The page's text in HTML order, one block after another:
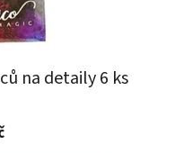
na detaily 6 ks